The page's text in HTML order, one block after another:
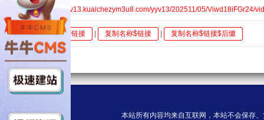
全集$https://v13.kuaichezym3u8.com/yyv13/202511/05/Viwd18iFGr24/
全选 复制链接 复制名称$链接 复制名称$链接$后缀
本站所有内容均来自互联网，本站不会保存